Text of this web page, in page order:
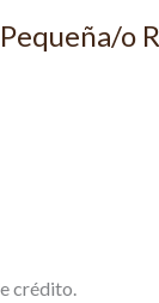
o
crédito.